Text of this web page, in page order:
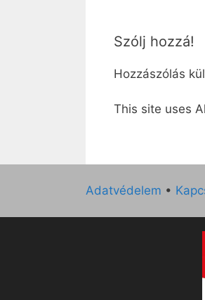
Szólj hozzá!
Hozzászólás
This site uses
Adatvédelem •